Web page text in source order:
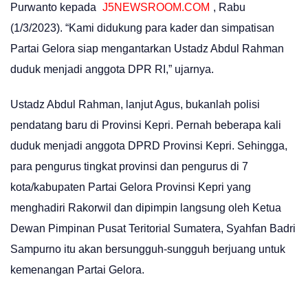
Purwanto kepada J5NEWSROOM.COM , Rabu
(1/3/2023). “Kami didukung para kader dan simpatisan
Partai Gelora siap mengantarkan Ustadz Abdul Rahman
duduk menjadi anggota DPR RI,” ujarnya.
Ustadz Abdul Rahman, lanjut Agus, bukanlah polisi
pendatang baru di Provinsi Kepri. Pernah beberapa kali
duduk menjadi anggota DPRD Provinsi Kepri. Sehingga,
para pengurus tingkat provinsi dan pengurus di 7
kota/kabupaten Partai Gelora Provinsi Kepri yang
menghadiri Rakorwil dan dipimpin langsung oleh Ketua
Dewan Pimpinan Pusat Teritorial Sumatera, Syahfan Badri
Sampurno itu akan bersungguh-sungguh berjuang untuk
kemenangan Partai Gelora.